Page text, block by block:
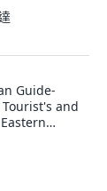
Guide-
and
Street